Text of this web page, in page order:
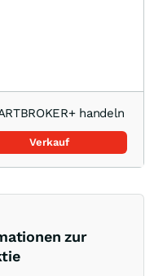
handeln
Verkauf
zur